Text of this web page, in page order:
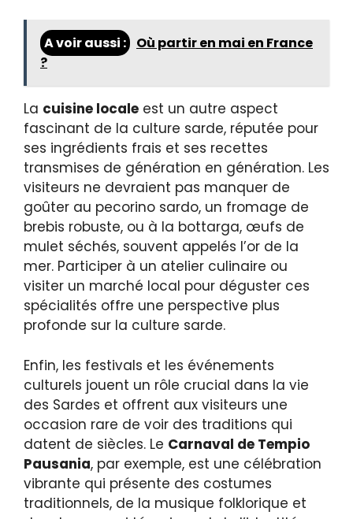
A voir aussi :
Où partir en mai en France
?
La cuisine locale est un autre aspect
fascinant de la culture sarde, réputée pour
ses ingrédients frais et ses recettes
transmises de génération en génération. Les
visiteurs ne devraient pas manquer de
goûter au pecorino sardo, un fromage de
brebis robuste, ou à la bottarga, œufs de
mulet séchés, souvent appelés l’or de la
mer. Participer à un atelier culinaire ou
visiter un marché local pour déguster ces
spécialités offre une perspective plus
profonde sur la culture sarde.
Enfin, les festivals et les événements
culturels jouent un rôle crucial dans la vie
des Sardes et offrent aux visiteurs une
occasion rare de voir des traditions qui
datent de siècles. Le Carnaval de Tempio
Pausania, par exemple, est une célébration
vibrante qui présente des costumes
traditionnels, de la musique folklorique et